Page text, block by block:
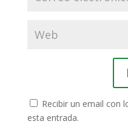
Recibir un email con
esta entrada.